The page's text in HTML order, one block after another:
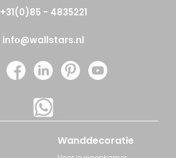
+31(0)85 - 4835221
info@wallstars.nl
Wanddecoratie